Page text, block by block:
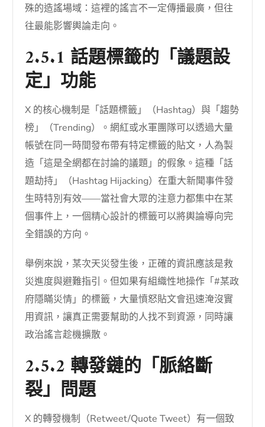
殊的造謠場域：這裡的謠言不一定傳播最廣，但往
往最能影響輿論走向。
2.5.1 話題標籤的「議題設
定」功能
X 的核心機制是「話題標籤」（Hashtag）與「趨勢
榜」（Trending）。網紅或水軍團隊可以透過大量
帳號在同一時間發布帶有特定標籤的貼文，人為製
造「這是全網都在討論的議題」的假象。這種「話
題劫持」（Hashtag Hijacking）在重大新聞事件發
生時特別有效——當社會大眾的注意力都集中在某
個事件上，一個精心設計的標籤可以將輿論導向完
全錯誤的方向。
舉例來說，某次天災發生後，正確的資訊應該是救
災進度與避難指引。但如果有組織性地操作「#某政
府隱瞞災情」的標籤，大量憤怒貼文會迅速淹沒實
用資訊，讓真正需要幫助的人找不到資源，同時讓
政治謠言趁機擴散。
2.5.2 轉發鏈的「脈絡斷
裂」問題
X 的轉發機制（Retweet/Quote Tweet）有一個致